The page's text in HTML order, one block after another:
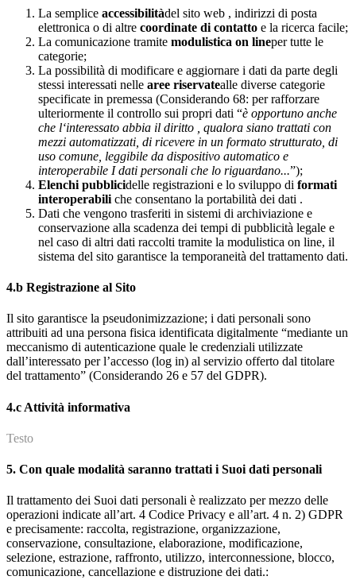
La semplice accessibilitàdel sito web , indirizzi di posta
elettronica o di altre coordinate di contatto e la ricerca facile;
La comunicazione tramite modulistica on lineper tutte le
categorie;
La possibilità di modificare e aggiornare i dati da parte degli
stessi interessati nelle aree riservatealle diverse categorie
specificate in premessa (Considerando 68: per rafforzare
ulteriormente il controllo sui propri dati “è opportuno anche
che l‘interessato abbia il diritto , qualora siano trattati con
mezzi automatizzati, di ricevere in un formato strutturato, di
uso comune, leggibile da dispositivo automatico e
interoperabile I dati personali che lo riguardano...”);
Elenchi pubblicidelle registrazioni e lo sviluppo di formati
interoperabili che consentano la portabilità dei dati .
Dati che vengono trasferiti in sistemi di archiviazione e
conservazione alla scadenza dei tempi di pubblicità legale e
nel caso di altri dati raccolti tramite la modulistica on line, il
sistema del sito garantisce la temporaneità del trattamento dati.
4.b Registrazione al Sito
Il sito garantisce la pseudonimizzazione; i dati personali sono
attribuiti ad una persona fisica identificata digitalmente “mediante un
meccanismo di autenticazione quale le credenziali utilizzate
dall’interessato per l’accesso (log in) al servizio offerto dal titolare
del trattamento” (Considerando 26 e 57 del GDPR).
4.c Attività informativa
Testo
5. Con quale modalità saranno trattati i Suoi dati personali
Il trattamento dei Suoi dati personali è realizzato per mezzo delle
operazioni indicate all’art. 4 Codice Privacy e all’art. 4 n. 2) GDPR
e precisamente: raccolta, registrazione, organizzazione,
conservazione, consultazione, elaborazione, modificazione,
selezione, estrazione, raffronto, utilizzo, interconnessione, blocco,
comunicazione, cancellazione e distruzione dei dati.: